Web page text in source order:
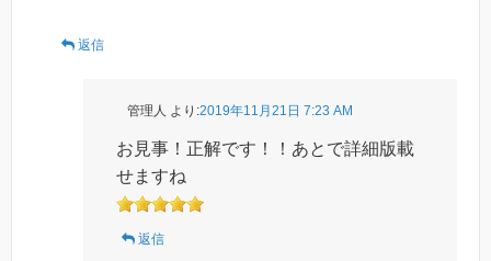
返信
管理人 より:2019年11月21日 7:23 AM
お見事！正解です！！あとで詳細版載
せますね
返信